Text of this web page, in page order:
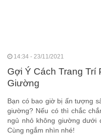
14:34 - 23/11/2021
Gợi Ý Cách Trang Trí
Giường
Bạn có bao giờ bị ấn tượng
giường? Nếu có thì chắc
ngủ nhỏ không giường dưới
Cùng ngắm nhìn nhé!